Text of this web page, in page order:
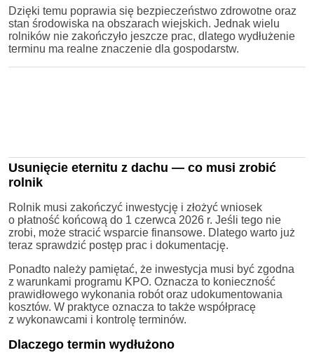
Dzięki temu poprawia się bezpieczeństwo zdrowotne oraz
stan środowiska na obszarach wiejskich. Jednak wielu
rolników nie zakończyło jeszcze prac, dlatego wydłużenie
terminu ma realne znaczenie dla gospodarstw.
Usunięcie eternitu z dachu — co musi zrobić
rolnik
Rolnik musi zakończyć inwestycję i złożyć wniosek
o płatność końcową do 1 czerwca 2026 r. Jeśli tego nie
zrobi, może stracić wsparcie finansowe. Dlatego warto już
teraz sprawdzić postęp prac i dokumentację.
Ponadto należy pamiętać, że inwestycja musi być zgodna
z warunkami programu KPO. Oznacza to konieczność
prawidłowego wykonania robót oraz udokumentowania
kosztów. W praktyce oznacza to także współpracę
z wykonawcami i kontrolę terminów.
Dlaczego termin wydłużono